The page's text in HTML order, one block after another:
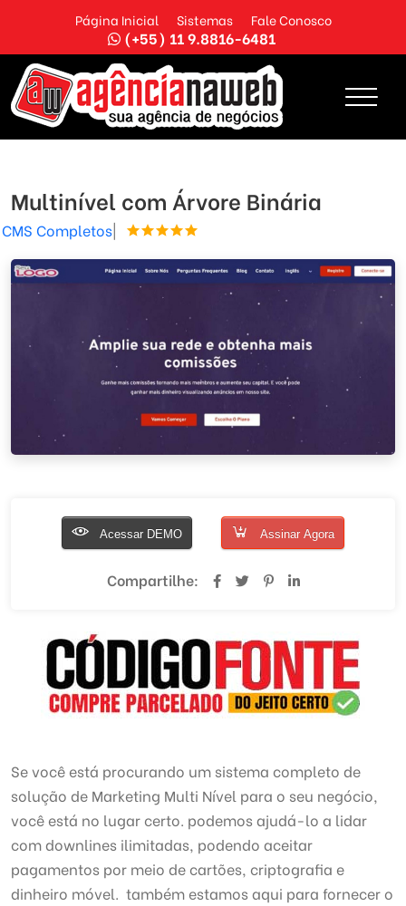
Página Inicial Sistemas Fale Conosco
(+55) 11 9.8816-6481
Multinível com Árvore Binária
CMS Completos|
Acessar DEMO Assinar Agora
Compartilhe:
Se você está procurando um sistema completo de
solução de Marketing Multi Nível para o seu negócio,
você está no lugar certo. podemos ajudá-lo a lidar
com downlines ilimitadas, podendo aceitar
pagamentos por meio de cartões, criptografia e
dinheiro móvel. também estamos aqui para fornecer o